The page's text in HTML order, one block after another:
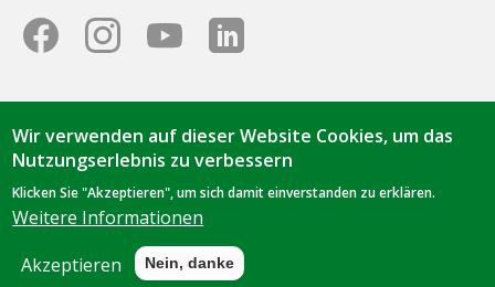
© 2023 - Tihen GmbH & Co. KG | TIBA-Kraftfutter | Oorstraße
1 | 49844 Bawinkel | Tel.
05963 9419-0 |
info@tiba-
kraftfutter.de
Impressum
Wir verwenden auf dieser Website Cookies, um das
Nutzungserlebnis zu verbessern
Klicken Sie "Akzeptieren", um sich damit einverstanden zu erklären.
Weitere Informationen
Akzeptieren
Nein, danke